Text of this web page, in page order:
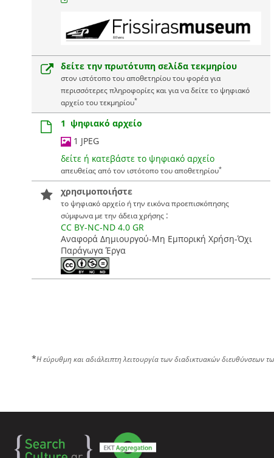
δείτε την πρωτότυπη σελίδα τεκμηρίου
στον ιστότοπο του αποθετηρίου του φορέα για
περισσότερες πληροφορίες και για να δείτε το ψηφιακό
αρχείο του τεκμηρίου*
1 ψηφιακό αρχείο
1 JPEG
δείτε ή κατεβάστε το ψηφιακό αρχείο
απευθείας από τον ιστότοπο του αποθετηρίου*
χρησιμοποιήστε
το ψηφιακό αρχείο ή την εικόνα προεπισκόπησης
σύμφωνα με την άδεια χρήσης :
CC BY-NC-ND 4.0 GR
Αναφορά Δημιουργού-Μη Εμπορική Χρήση-Όχι
Παράγωγα Έργα
*Η εύρυθμη και αδιάλειπτη λειτουργία των διαδικτυακών διευθύνσεων